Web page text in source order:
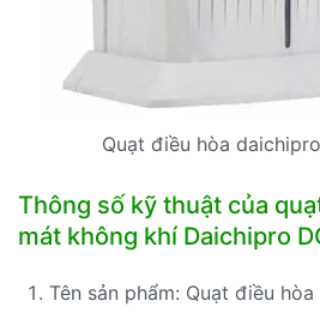
Quạt điều hòa
Thông số kỹ thuật của
mát không khí Daichipro
Tên sản phẩm: Quạt điều